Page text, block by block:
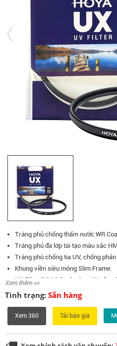
Tráng phủ chống thấm nước WR
Tráng phủ đa lớp tái tạo màu sắc
Tráng phủ chống tia UV, chống
Khung viền siêu mỏng Slim Frame.
UX Filter là kính lọc hướng tới trải
Xem thêm >>
Tình trạng: Sẵn hàng
Xem 360